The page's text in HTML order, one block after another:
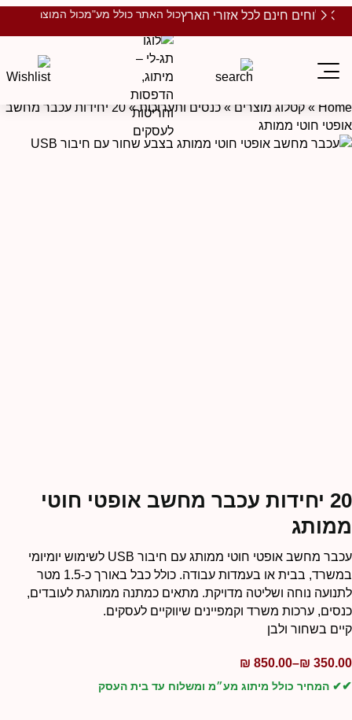
משלוחים חינם לכל אזורי הארץכול האתר כולל מע"מכול המוצרים
» קטלוג מוצרים» כנסים ותערוכות»
20 יחידות עכבר מחשב
חוטי ממותג
20 יחידות עכבר מחשב אופטי חוטי
₪
–
₪ 850.00
✔ המחיר כולל מיתוג מע״מ ומשלוח עד בית העסק
עכבר מחשב אופטי חוטי ממותג עם חיבור USB לשימוש יומיומי
במשרד, בבית או בעמדות עבודה. כולל כבל באורך כ-1.5 מטר
נוחה ושליטה מדויקת. מתאים כמתנה ממותגת לעובדים,
ערכות משרד וקמפיינים שיווקיים לעסקים.
בשחור ולבן